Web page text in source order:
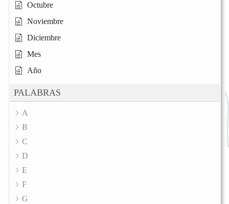
Octubre
Noviembre
Diciembre
Mes
Año
PALABRAS
A
B
C
D
E
F
G